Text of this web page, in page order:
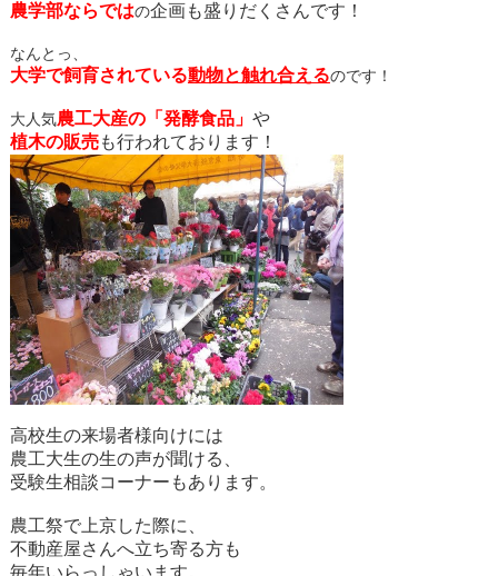
農学部ならではの企画も盛りだくさんです！
なんとっ、
大学で飼育されている動物と触れ合えるのです！
大人気農工大産の「発酵食品」 や
植木の販売も行われております！
高校生の来場者様向けには
農工大生の生の声が聞ける、
受験生相談コーナーもあります。
農工祭で上京した際に、
不動産屋さんへ立ち寄る方も